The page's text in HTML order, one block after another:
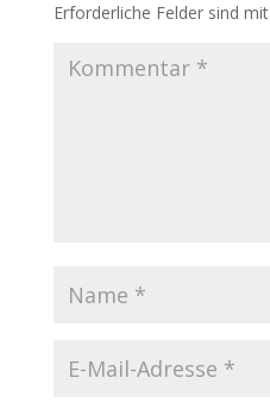
Erforderliche Felder sind mit